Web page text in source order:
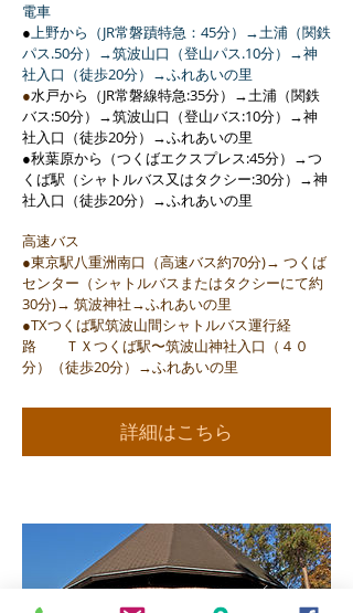
電車
●上野から（JR常磐蹟特急：45分）→土浦（関鉄
パス.50分）→筑波山口（登山パス.10分）→神
社入口（徒歩20分）→ふれあいの里
●水戸から（JR常磐線特急:35分）→土浦（関鉄
バス:50分）→筑波山口（登山バス:10分）→神
社入口（徒歩20分）→ふれあいの里
●秋葉原から（つくばエクスプレス:45分）→つ
くば駅（シャトルバス又はタクシー:30分）→神
社入口（徒歩20分）→ふれあいの里
高速バス
●東京駅八重洲南口（高速バス約70分)→ つくば
センター（シャトルバスまたはタクシーにて約
30分)→ 筑波神社→ふれあいの里
●TXつくば駅筑波山間シャトルバス運行経
路 ＴＸつくば駅〜筑波山神社入口（４０
分）（徒歩20分）→ふれあいの里
詳細はこちら